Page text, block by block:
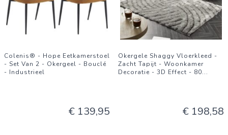
Colenis® - Hope Eetkamerstoel
- Set Van 2 - Okergeel - Bouclé
- Industrieel
€ 139,95
Okergele Shaggy Vloerkleed -
Zacht Tapijt - Woonkamer
Decoratie - 3D Effect - 80...
€ 198,58